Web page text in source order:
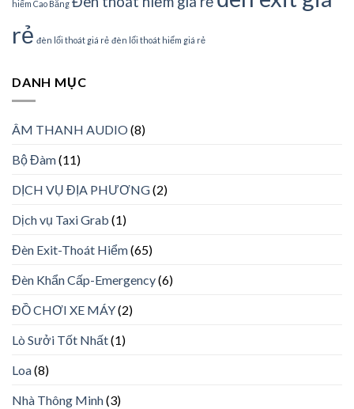
hiểm Cao Bằng
rẻ đèn lối thoát giá rẻ đèn lối thoát hiểm giá rẻ
DANH MỤC
ÂM THANH AUDIO(8)
Bộ Đàm(11)
DỊCH VỤ ĐỊA PHƯƠNG(2)
Dịch vụ Taxi Grab (1)
Đèn Exit-Thoát Hiểm(65)
Đèn Khẩn Cấp-Emergency(6)
ĐỒ CHƠI XE MÁY(2)
Lò Sưởi Tốt Nhất(1)
Loa(8)
Nhà Thông Minh(3)